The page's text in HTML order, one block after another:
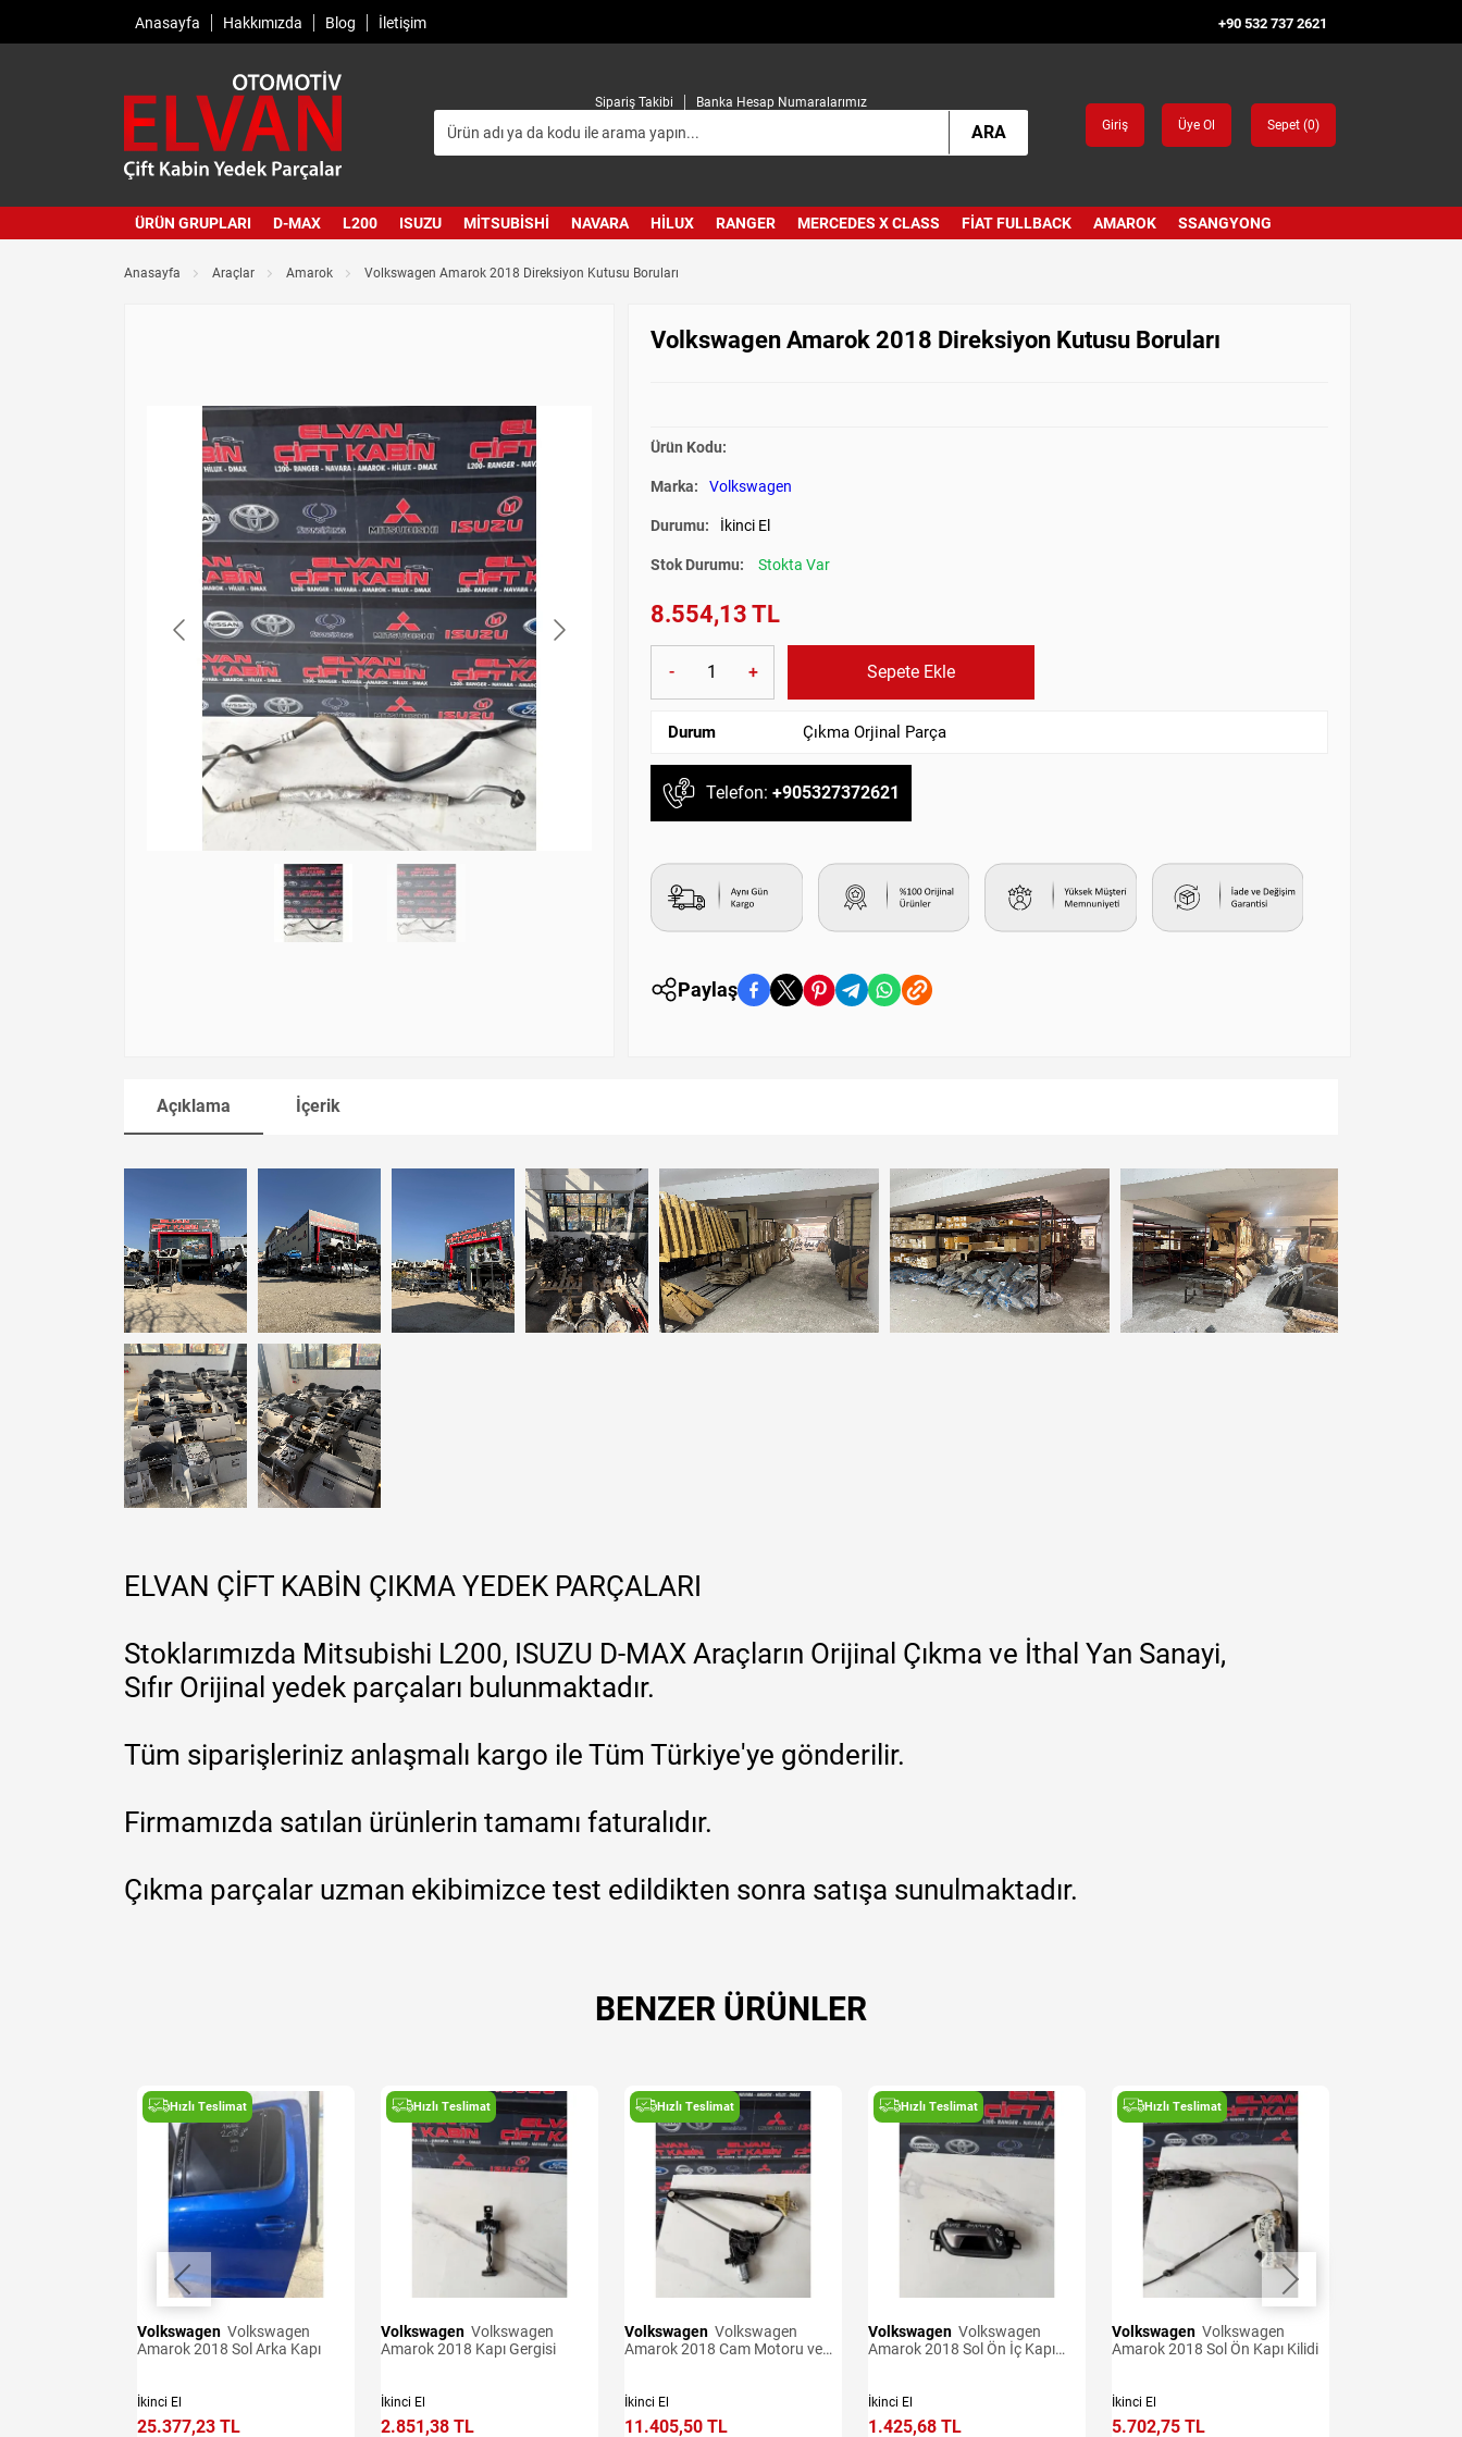
Anasayfa Hakkımızda Blog İletişim +90 532 737 2621
Sipariş Takibi Banka Hesap Numaralarımız
ARA Giriş Üye Ol Sepet (0)
ÜRÜN GRUPLARI D-MAX L200 ISUZU MITSUBISHI NAVARA HILUX RANGER MERCEDES X CLASS FIAT FULLBACK AMAROK SSANGYONG
Anasayfa Araçlar Amarok Volkswagen Amarok 2018 Direksiyon Kutusu Boruları
Volkswagen Amarok 2018 Direksiyon Kutusu Boruları
Ürün Kodu:
Marka: Volkswagen
Durumu: İkinci El
Stok Durumu: Stokta Var
8.554,13 TL
- + Sepete Ekle
Durum Çıkma Orjinal Parça
Telefon: +905327372621
Paylaş
Açıklama İçerik
ELVAN ÇİFT KABİN ÇIKMA YEDEK PARÇALARI
Stoklarımızda Mitsubishi L200, ISUZU D-MAX Araçların Orijinal Çıkma ve İthal Yan Sanayi,
Sıfır Orijinal yedek parçaları bulunmaktadır.
Tüm siparişleriniz anlaşmalı kargo ile Tüm Türkiye'ye gönderilir.
Firmamızda satılan ürünlerin tamamı faturalıdır.
Çıkma parçalar uzman ekibimizce test edildikten sonra satışa sunulmaktadır.
BENZER ÜRÜNLER
Hızlı Teslimat
Volkswagen
Amarok 2018 Sol Arka Kapı
İkinci El
25.377,23 TL
Hızlı Teslimat
Volkswagen
Amarok 2018 Kapı Gergisi
İkinci El
2.851,38 TL
Hızlı Teslimat
Volkswagen
Amarok 2018 Cam Motoru ve
İkinci El
11.405,50 TL
Hızlı Teslimat
Volkswagen
Amarok 2018 Sol Ön İç Kapı
İkinci El
1.425,68 TL
Hızlı Teslimat
Volkswagen
Amarok 2018 Sol Ön Kapı Kilidi
İkinci El
5.702,75 TL